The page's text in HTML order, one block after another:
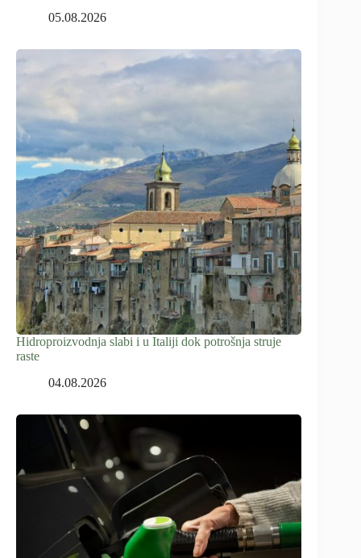
05.08.2026
Hidroproizvodnja slabi i u Italiji dok potrošnja struje
raste
04.08.2026